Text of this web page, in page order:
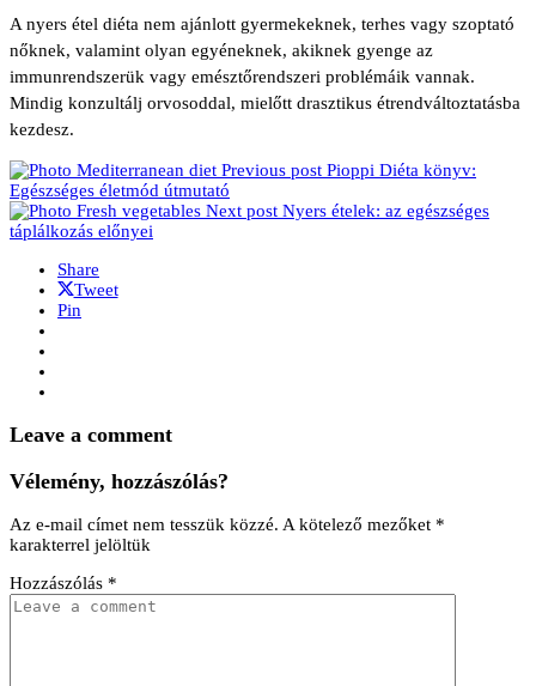
A nyers étel diéta nem ajánlott gyermekeknek, terhes vagy szoptató
nőknek, valamint olyan egyéneknek, akiknek gyenge az
immunrendszerük vagy emésztőrendszeri problémáik vannak.
Mindig konzultálj orvosoddal, mielőtt drasztikus étrendváltoztatásba
kezdesz.
Previous post Pioppi Diéta könyv:
Egészséges életmód útmutató
Next post Nyers ételek: az egészséges
táplálkozás előnyei
Share
Tweet
Pin
Leave a comment
Vélemény, hozzászólás?
Az e-mail címet nem tesszük közzé. A kötelező mezőket *
karakterrel jelöltük
Hozzászólás *